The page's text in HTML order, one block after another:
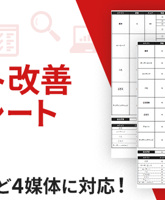
わせ
、メールにて資料をお送りいたします。